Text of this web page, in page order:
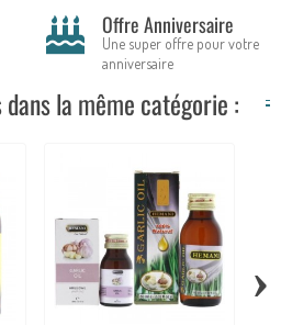
Offre Anniversaire
Une super offre pour votre
anniversaire
la même catégorie :
›